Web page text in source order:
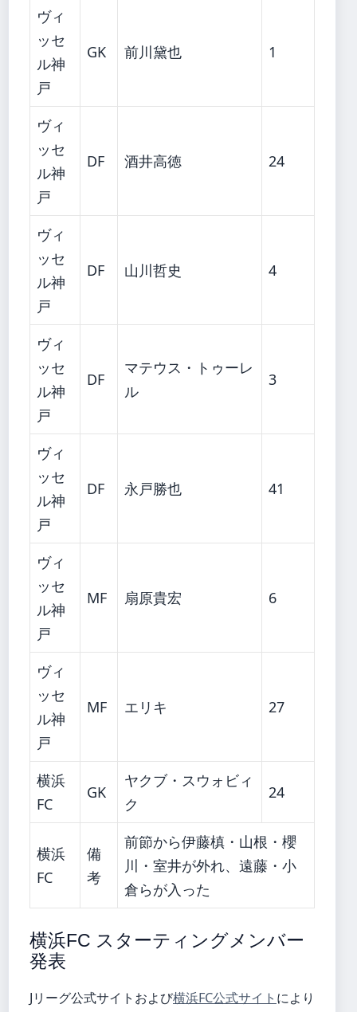
ヴィ
ッセ
ル神
戸
GK 前川黛也 1
ヴィ
ッセ
ル神
戸
DF 酒井高徳 24
ヴィ
ッセ
ル神
戸
DF 山川哲史 4
ヴィ
ッセ
ル神
戸
DF
マテウス・トゥーレ
ル
3
ヴィ
ッセ
ル神
戸
DF 永戸勝也 41
ヴィ
ッセ
ル神
戸
MF 扇原貴宏 6
ヴィ
ッセ
ル神
戸
MF エリキ 27
横浜
FC
GK
ヤクブ・スウォビィ
ク
24
横浜
FC
備
考
前節から伊藤槙・山根・櫻
川・室井が外れ、遠藤・小
倉らが入った
横浜FC スターティングメンバー
発表
Jリーグ公式サイトおよび横浜FC公式サイト により